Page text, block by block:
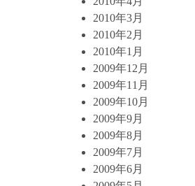
2010年3月
2010年2月
2010年1月
2009年12月
2009年11月
2009年10月
2009年9月
2009年8月
2009年7月
2009年6月